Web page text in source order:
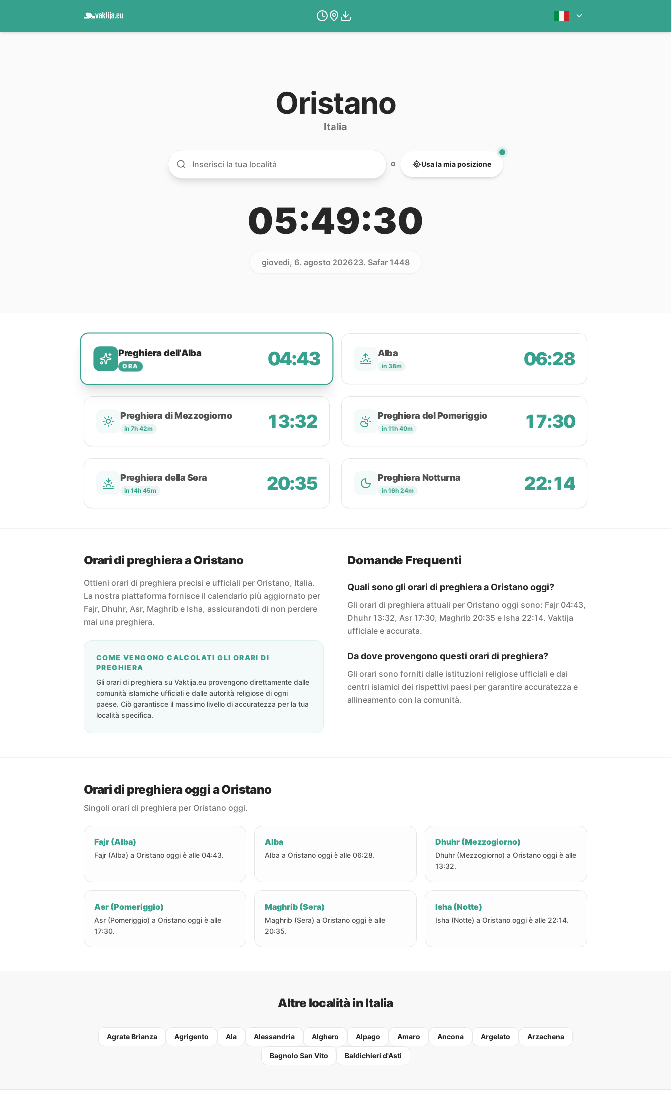
Oristano
Italia
O Usa la mia posizione
05:49:30
giovedì, 6. agosto 202623. Safar 1448
Preghiera dell'Alba
ORA 04:43 Alba
in 38m 06:28
Preghiera di Mezzogiorno
in 7h 42m 13:32 Preghiera del Pomeriggio
in 11h 40m 17:30
Preghiera della Sera
in 14h 45m 20:35 Preghiera Notturna
in 16h 24m 22:14
Orari di preghiera a Oristano
Ottieni orari di preghiera precisi e ufficiali per Oristano, Italia.
La nostra piattaforma fornisce il calendario più aggiornato per
Fajr, Dhuhr, Asr, Maghrib e Isha, assicurandoti di non perdere
mai una preghiera.
COME VENGONO CALCOLATI GLI ORARI DI
PREGHIERA
Gli orari di preghiera su Vaktija.eu provengono direttamente dalle
comunità islamiche ufficiali e dalle autorità religiose di ogni
paese. Ciò garantisce il massimo livello di accuratezza per la tua
località specifica.
Domande Frequenti
Quali sono gli orari di preghiera a Oristano oggi?
Gli orari di preghiera attuali per Oristano oggi sono: Fajr 04:43,
Dhuhr 13:32, Asr 17:30, Maghrib 20:35 e Isha 22:14. Vaktija
ufficiale e accurata.
Da dove provengono questi orari di preghiera?
Gli orari sono forniti dalle istituzioni religiose ufficiali e dai
centri islamici dei rispettivi paesi per garantire accuratezza e
allineamento con la comunità.
Orari di preghiera oggi a Oristano
Singoli orari di preghiera per Oristano oggi.
Fajr (Alba)
Fajr (Alba) a Oristano oggi è alle 04:43.
Alba
Alba a Oristano oggi è alle 06:28.
Dhuhr (Mezzogiorno)
Dhuhr (Mezzogiorno) a Oristano oggi è alle
13:32.
Asr (Pomeriggio)
Asr (Pomeriggio) a Oristano oggi è alle
17:30.
Maghrib (Sera)
Maghrib (Sera) a Oristano oggi è alle
20:35.
Isha (Notte)
Isha (Notte) a Oristano oggi è alle 22:14.
Altre località in Italia
Agrate Brianza Agrigento Ala Alessandria Alghero Alpago Amaro Ancona Argelato Arzachena
Bagnolo San Vito Baldichieri d'Asti